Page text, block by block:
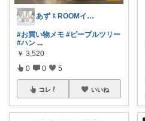
あず〻ROOMインフルエンサー♡
#お買い物メモ #ピープルツリー
#ハン ...
￥ 3,520
0 0 5
コレ いいね